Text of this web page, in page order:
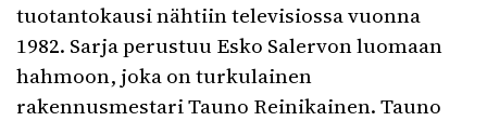
tuotantokausi nähtiin televisiossa vuonna
1982. Sarja perustuu Esko Salervon luomaan
hahmoon, joka on turkulainen
rakennusmestari Tauno Reinikainen. Tauno